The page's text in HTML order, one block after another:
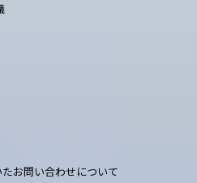
お問い合わせについて